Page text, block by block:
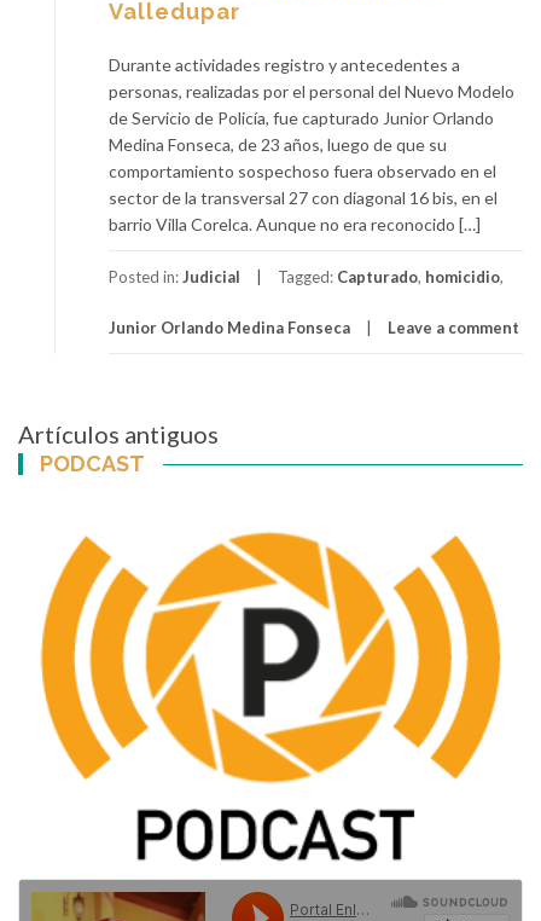
Valledupar
Durante actividades registro y antecedentes a
personas, realizadas por el personal del Nuevo Modelo
de Servicio de Policía, fue capturado Junior Orlando
Medina Fonseca, de 23 años, luego de que su
comportamiento sospechoso fuera observado en el
sector de la transversal 27 con diagonal 16 bis, en el
barrio Villa Corelca. Aunque no era reconocido […]
Posted in:Judicial Tagged: Capturado, homicidio,
Junior Orlando Medina Fonseca Leave a comment
Navegación
de
entradas
Artículos antiguos
PODCAST